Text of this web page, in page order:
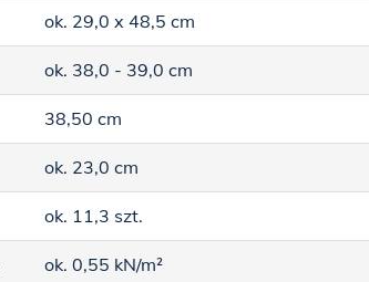
ok. 29,0 x 48,5 cm
ok. 38,0 - 39,0 cm
38,50 cm
ok. 23,0 cm
ok. 11,3 szt.
ok. 0,55 kN/m²